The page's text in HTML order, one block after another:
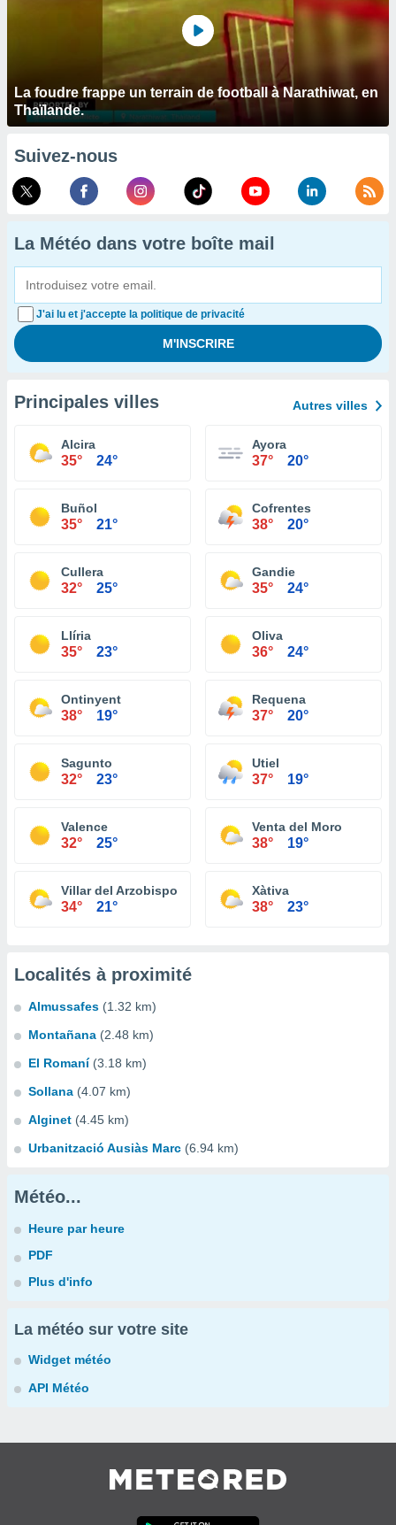
La foudre frappe un terrain de football à Narathiwat, en
Thaïlande.
Suivez-nous
La Météo dans votre boîte mail
J'ai lu et j'accepte la politique de privacité
Principales villes Autres villes
Alcira
35° 24°
Ayora
37° 20°
Buñol
35° 21°
Cofrentes
38° 20°
Cullera
32° 25°
Gandie
35° 24°
Llíria
35° 23°
Oliva
36° 24°
Ontinyent
38° 19°
Requena
37° 20°
Sagunto
32° 23°
Utiel
37° 19°
Valence
32° 25°
Venta del Moro
38° 19°
Villar del Arzobispo
34° 21°
Xàtiva
38° 23°
Localités à proximité
Almussafes (1.32 km)
Montañana (2.48 km)
El Romaní (3.18 km)
Sollana (4.07 km)
Alginet (4.45 km)
Urbanització Ausiàs Marc (6.94 km)
Météo...
Heure par heure
PDF
Plus d'info
La météo sur votre site
Widget météo
API Météo